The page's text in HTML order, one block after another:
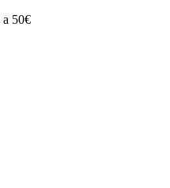
a 50€